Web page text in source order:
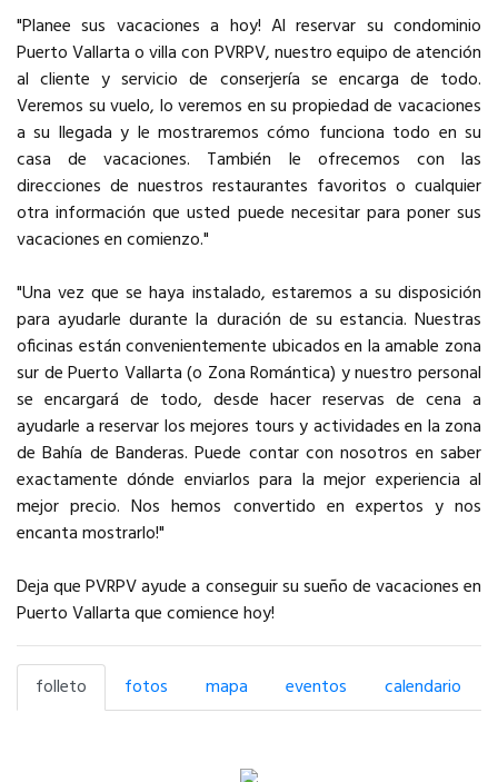
"Planee sus vacaciones a hoy! Al reservar su condominio
Puerto Vallarta o villa con PVRPV, nuestro equipo de atención
al cliente y servicio de conserjería se encarga de todo.
Veremos su vuelo, lo veremos en su propiedad de vacaciones
a su llegada y le mostraremos cómo funciona todo en su
casa de vacaciones. También le ofrecemos con las
direcciones de nuestros restaurantes favoritos o cualquier
otra información que usted puede necesitar para poner sus
vacaciones en comienzo."
"Una vez que se haya instalado, estaremos a su disposición
para ayudarle durante la duración de su estancia. Nuestras
oficinas están convenientemente ubicados en la amable zona
sur de Puerto Vallarta (o Zona Romántica) y nuestro personal
se encargará de todo, desde hacer reservas de cena a
ayudarle a reservar los mejores tours y actividades en la zona
de Bahía de Banderas. Puede contar con nosotros en saber
exactamente dónde enviarlos para la mejor experiencia al
mejor precio. Nos hemos convertido en expertos y nos
encanta mostrarlo!"
Deja que PVRPV ayude a conseguir su sueño de vacaciones en
Puerto Vallarta que comience hoy!
folleto fotos mapa eventos calendario